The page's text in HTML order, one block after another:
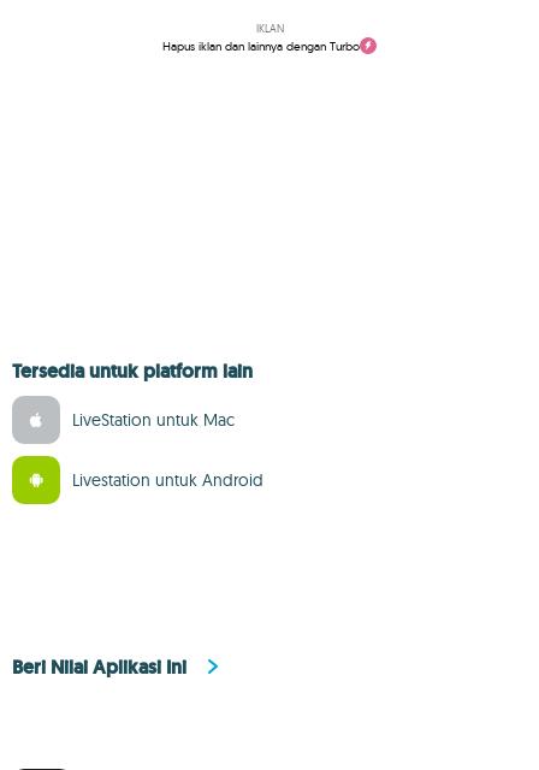
IKLAN
Hapus iklan dan lainnya dengan Turbo
Tersedia untuk platform lain
LiveStation untuk Mac
Livestation untuk Android
Beri Nilai Aplikasi Ini